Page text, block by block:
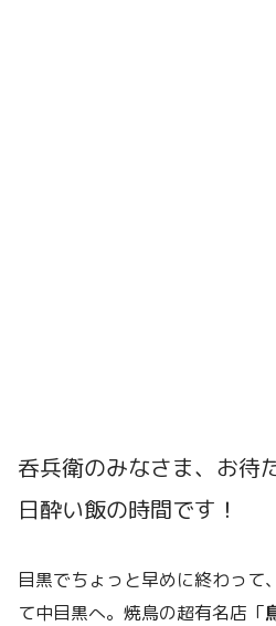
呑兵衛のみなさま、お待
日酔い飯の時間です！
目黒でちょっと早めに終わって
て中目黒へ。焼鳥の超有名店「